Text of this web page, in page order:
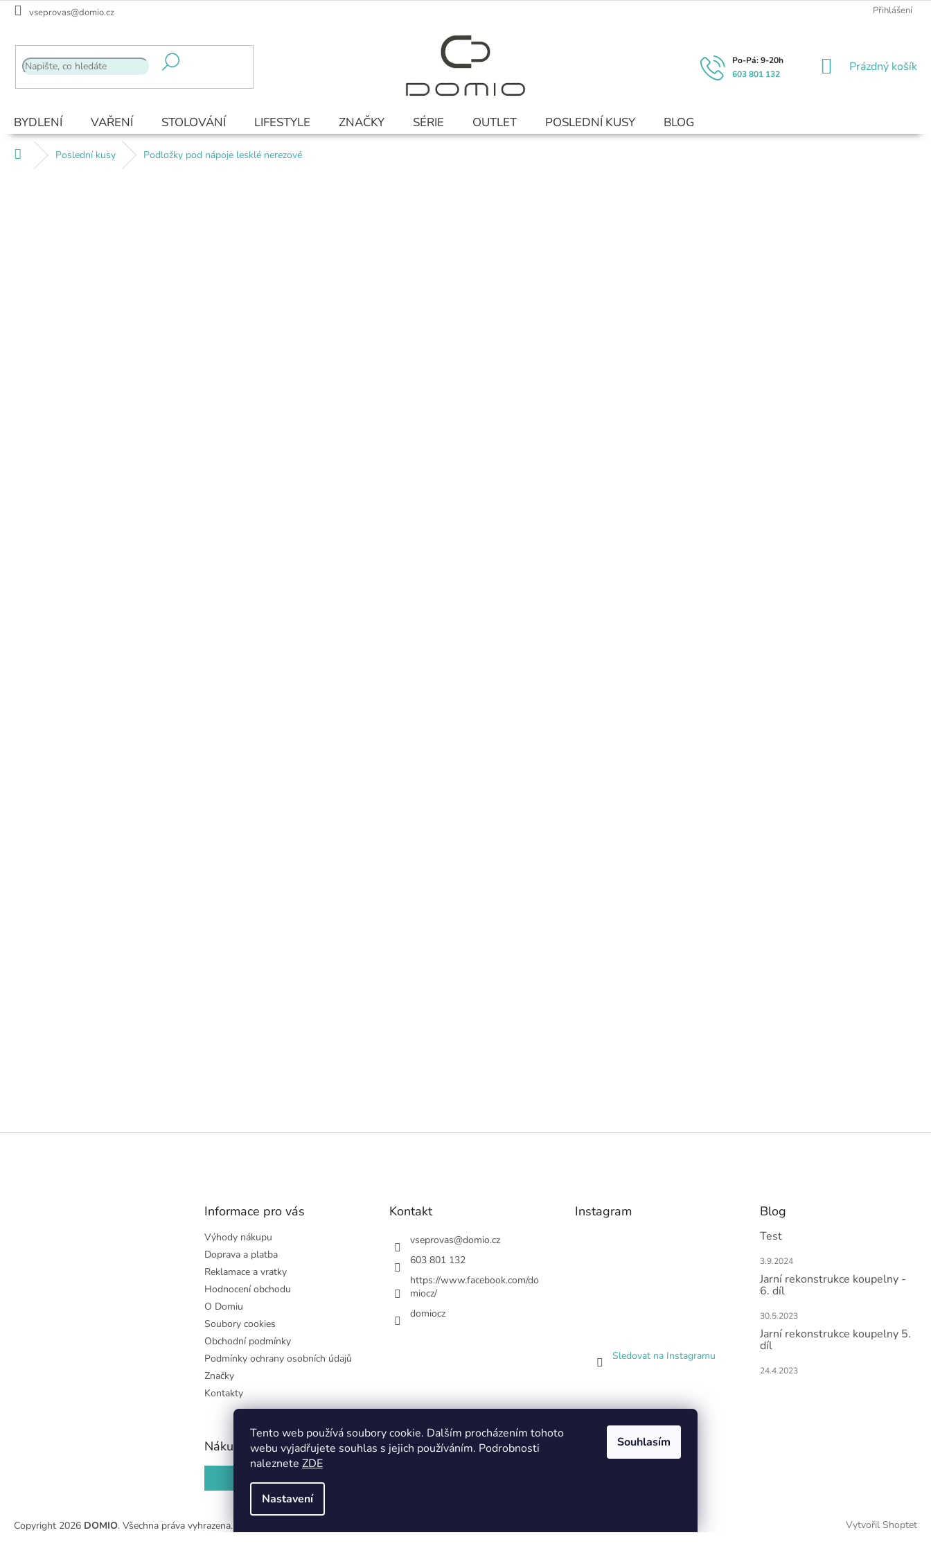
Tento web používá soubory cookie. Dalším procházením tohoto
webu vyjadřujete souhlas s jejich používáním. Podrobnosti
naleznete ZDE
Nastavení
Souhlasím
Přejít
vseprovas@domio.cz Přihlášení
603 801 132
NÁKUPNÍ
Prázdný košík
BYDLENÍ VAŘENÍ STOLOVÁNÍ LIFESTYLE ZNAČKY SÉRIE OUTLET POSLEDNÍ KUSY BLOG
Domů Poslední kusy Podložky pod nápoje lesklé nerezové
Z
Informace pro vás
Výhody nákupu
Doprava a platba
Reklamace a vratky
Hodnocení obchodu
O Domiu
Soubory cookies
Obchodní podmínky
Podmínky ochrany osobních údajů
Značky
Kontakty
Kontakt
vseprovas@domio.cz
603 801 132
https://www.facebook.com/do
miocz/
domiocz
Instagram
Sledovat na Instagramu
Blog
Test
3.9.2024
Jarní rekonstrukce koupelny -
6. díl
30.5.2023
Jarní rekonstrukce koupelny 5.
díl
24.4.2023
Nákupní košík
Vytvořil Shoptet
Copyright 2026 DOMIO. Všechna práva vyhrazena.